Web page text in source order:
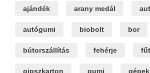
ajándék arany medál
autógumi biobolt bor
bútorszállítás fehérje
gipszkarton gumi gépek